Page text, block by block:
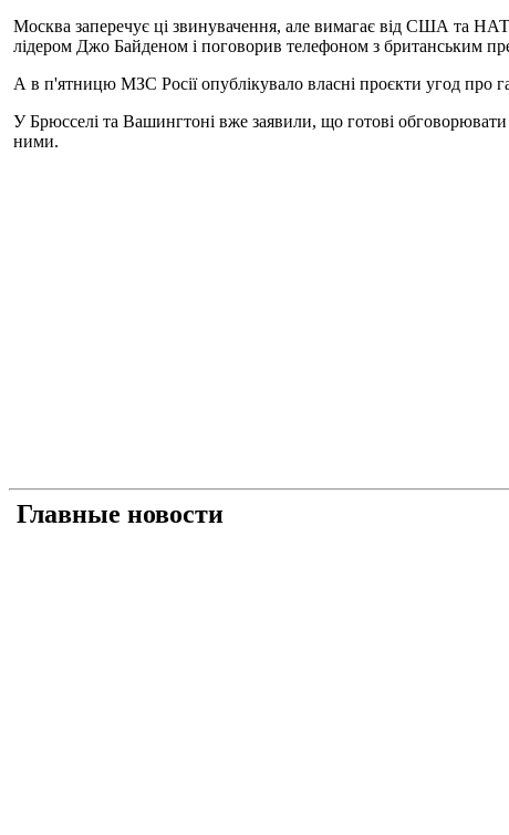
Москва заперечує ці звинувачення, але вимагає від США та
лідером Джо Байденом і поговорив телефоном з британським
А в п'ятницю МЗС Росії опублікувало власні проєкти угод про
У Брюсселі та Вашингтоні вже заявили, що готові обговорювати
ними.
Главные новости